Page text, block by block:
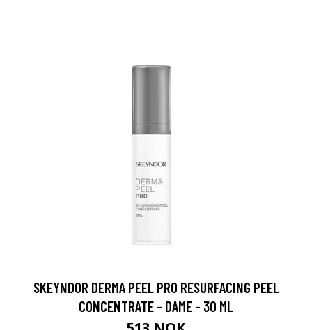
SKEYNDOR DERMA PEEL PRO RESURFACING PEEL
CONCENTRATE - DAME - 30 ML